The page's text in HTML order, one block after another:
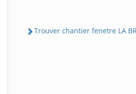
Trouver chantier fenetre LA